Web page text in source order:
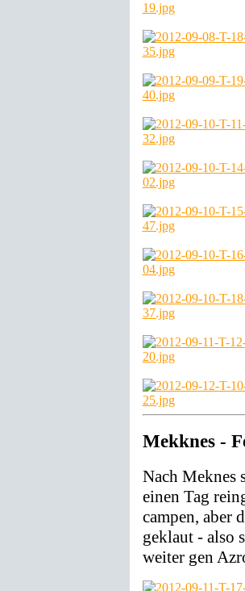
Mekknes -
Nach Meknes
einen Tag
campen, aber
geklaut - also
weiter gen